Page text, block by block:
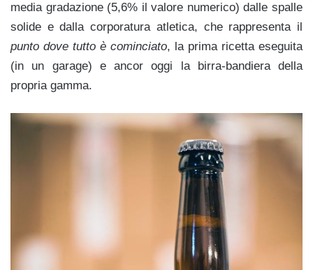
media gradazione (5,6% il valore numerico) dalle spalle
solide e dalla corporatura atletica, che rappresenta il
punto dove tutto è cominciato, la prima ricetta eseguita
(in un garage) e ancor oggi la birra-bandiera della
propria gamma.